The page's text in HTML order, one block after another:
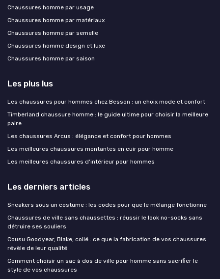
Chaussures homme par usage
Chaussures homme par matériaux
Chaussures homme par semelle
Chaussures homme design et luxe
Chaussures homme par saison
Les plus lus
Les chaussures pour hommes chez Besson : un choix mode et confort
Timberland chaussure homme : le guide ultime pour choisir la meilleure
paire
Les chaussures Arcus : élégance et confort pour hommes
Les meilleures chaussures montantes en cuir pour homme
Les meilleures chaussures d'intérieur pour hommes
Les derniers articles
Sneakers sous un costume : les codes pour que le mélange fonctionne
Chaussures de ville sans chaussettes : réussir le look no-socks sans
détruire ses souliers
Cousu Goodyear, Blake, collé : ce que la fabrication de vos chaussures
révèle de leur qualité
Comment choisir un sac à dos de ville pour homme sans sacrifier le
style de vos chaussures